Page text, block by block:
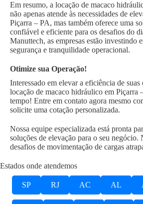
Em resumo, a locação de macaco
não apenas atende às necessidades de
Piçarra – PA, mas também oferece uma
confiável e eficiente para os desafios do
Manuttech, as empresas estão investindo
segurança e tranquilidade operacional.
Otimize sua Operação!
Interessado em elevar a eficiência de suas
locação de macaco hidráulico em Piçarra
tempo! Entre em contato agora mesmo
solicite uma cotação personalizada.
Nossa equipe especializada está pronta
soluções de elevação para o seu negócio.
desafios de movimentação de cargas
Estados onde atendemos
SP RJ AC AL